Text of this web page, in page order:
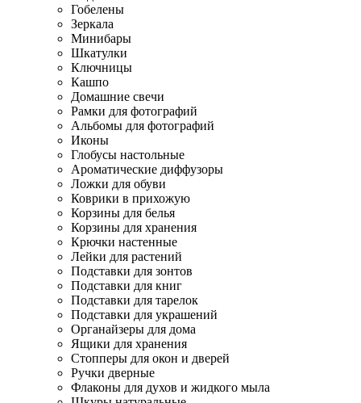
Гобелены
Зеркала
Минибары
Шкатулки
Ключницы
Кашпо
Домашние свечи
Рамки для фотографий
Альбомы для фотографий
Иконы
Глобусы настольные
Ароматические диффузоры
Ложки для обуви
Коврики в прихожую
Корзины для белья
Корзины для хранения
Крючки настенные
Лейки для растений
Подставки для зонтов
Подставки для книг
Подставки для тарелок
Подставки для украшений
Органайзеры для дома
Ящики для хранения
Стопперы для окон и дверей
Ручки дверные
Флаконы для духов и жидкого мыла